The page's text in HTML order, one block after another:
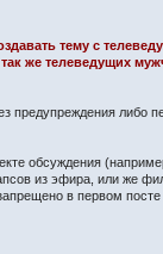
тему с
же телеведущих
предупреждения либо
обсуждения
из эфира, или же
в первом